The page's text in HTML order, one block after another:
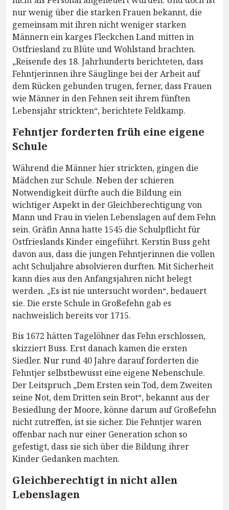
nur wenig über die starken Frauen bekannt, die
gemeinsam mit ihren nicht weniger starken
Männern ein karges Fleckchen Land mitten in
Ostfriesland zu Blüte und Wohlstand brachten.
„Reisende des 18. Jahrhunderts berichteten, dass
Fehntjerinnen ihre Säuglinge bei der Arbeit auf
dem Rücken gebunden trugen, ferner, dass Frauen
wie Männer in den Fehnen seit ihrem fünften
Lebensjahr strickten“, berichtete Feldkamp.
Fehntjer forderten früh eine eigene
Schule
Während die Männer hier strickten, gingen die
Mädchen zur Schule. Neben der schieren
Notwendigkeit dürfte auch die Bildung ein
wichtiger Aspekt in der Gleichberechtigung von
Mann und Frau in vielen Lebenslagen auf dem Fehn
sein. Gräfin Anna hatte 1545 die Schulpflicht für
Ostfrieslands Kinder eingeführt. Kerstin Buss geht
davon aus, dass die jungen Fehntjerinnen die vollen
acht Schuljahre absolvieren durften. Mit Sicherheit
kann dies aus den Anfangsjahren nicht belegt
werden. „Es ist nie untersucht worden“, bedauert
sie. Die erste Schule in Großefehn gab es
nachweislich bereits vor 1715.
Bis 1672 hätten Tagelöhner das Fehn erschlossen,
skizziert Buss. Erst danach kamen die ersten
Siedler. Nur rund 40 Jahre darauf forderten die
Fehntjer selbstbewusst eine eigene Nebenschule.
Der Leitspruch „Dem Ersten sein Tod, dem Zweiten
seine Not, dem Dritten sein Brot“, bekannt aus der
Besiedlung der Moore, könne darum auf Großefehn
nicht zutreffen, ist sie sicher. Die Fehntjer waren
offenbar nach nur einer Generation schon so
gefestigt, dass sie sich über die Bildung ihrer
Kinder Gedanken machten.
Gleichberechtigt in nicht allen
Lebenslagen